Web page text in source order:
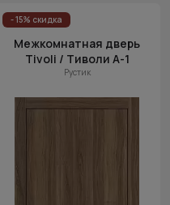
Цена
(возр.)
Цена (убыв.)
новинки
- 15% скидка
Межкомнатная дверь
Tivoli / Тиволи А-1
Рустик